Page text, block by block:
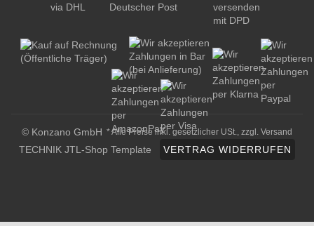
© Konzano GmbH * Alle Preise inkl. gesetzlicher USt., zzgl. Versand
TECHNIK JTL-Shop Template VERTRAG WIDERRUFEN